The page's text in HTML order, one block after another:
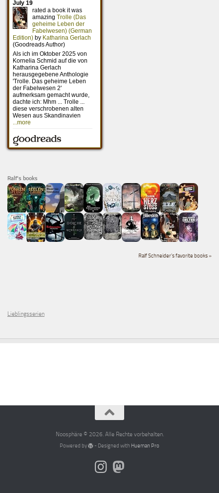
Ralf's books
Ralf Schneider's favorite books »
Lieblingsserien
Noosphäre © 2026. Alle Rechte vorbehalten.
Powered by - Designed with Hueman Pro